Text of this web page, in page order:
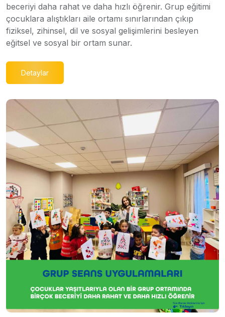
beceriyi daha rahat ve daha hızlı öğrenir. Grup eğitimi
çocuklara alıştıkları aile ortamı sınırlarından çıkıp
fiziksel, zihinsel, dil ve sosyal gelişimlerini besleyen
eğitsel ve sosyal bir ortam sunar.
Detaylar